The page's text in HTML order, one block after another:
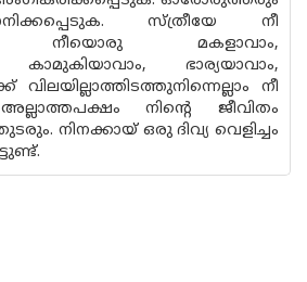
സ്ത്രീയേ നീ
നീയൊരു മകളാവാം,
കാമുകിയാവാം, ഭാര്യയാവാം,
നീ
നിൻ്റെ ജീവിതം
നിനക്കായ് ഒരു ദിവ്യ വെളിച്ചം